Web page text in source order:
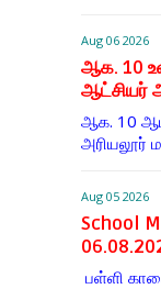
Aug 06 2026
ஆக. 10
ஆட்சியர்
ஆக. 10
அரியலூர்
Aug 05 2026
School
பள்ளி